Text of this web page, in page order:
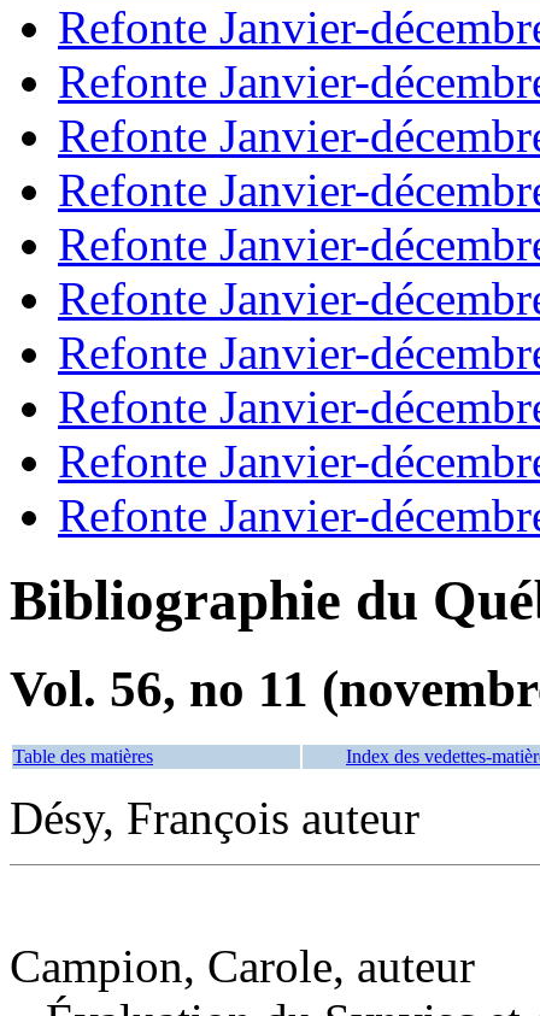
Refonte Janvier-
Refonte Janvier-
Refonte Janvier-
Refonte Janvier-
Refonte Janvier-
Refonte Janvier-
Refonte Janvier-
Refonte Janvier-
Refonte Janvier-
Refonte Janvier-
Bibliographie du
Vol. 56, no 11
Table des matières Index des vedettes-
Désy, François auteur
Campion, Carole, auteur